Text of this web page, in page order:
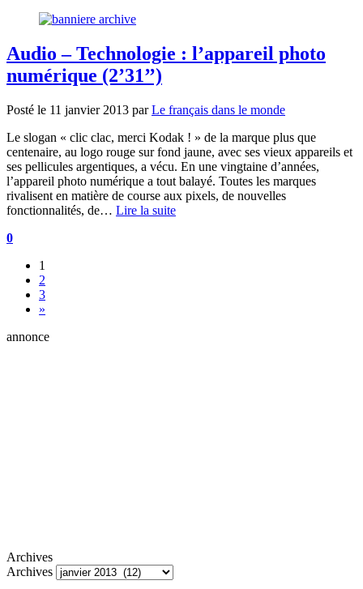
Audio – Technologie : l’appareil photo
numérique (2’31’’)
Posté le 11 janvier 2013 par Le français dans le monde
Le slogan « clic clac, merci Kodak ! » de la marque plus que
centenaire, au logo rouge sur fond jaune, avec ses vieux appareils et
ses pellicules argentiques, a vécu. En une vingtaine d’années,
l’appareil photo numérique a tout balayé. Toutes les marques
rivalisent en matière de course aux pixels, de nouvelles
fonctionnalités, de… Lire la suite
0
1
2
3
»
annonce
Archives
Archives